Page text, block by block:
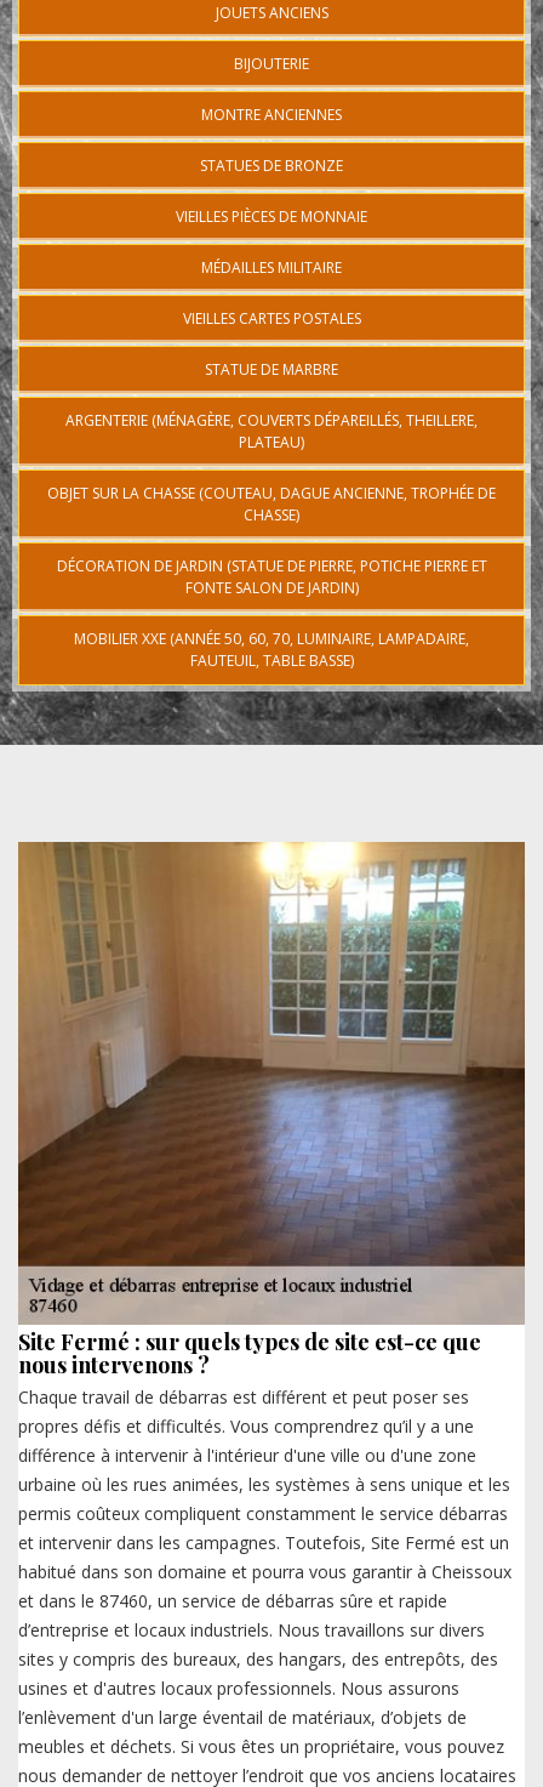
JOUETS ANCIENS
BIJOUTERIE
MONTRE ANCIENNES
STATUES DE BRONZE
VIEILLES PIÈCES DE MONNAIE
MÉDAILLES MILITAIRE
VIEILLES CARTES POSTALES
STATUE DE MARBRE
ARGENTERIE (MÉNAGÈRE, COUVERTS DÉPAREILLÉS, THEILLERE,
PLATEAU)
OBJET SUR LA CHASSE (COUTEAU, DAGUE ANCIENNE, TROPHÉE DE
CHASSE)
DÉCORATION DE JARDIN (STATUE DE PIERRE, POTICHE PIERRE ET
FONTE SALON DE JARDIN)
MOBILIER XXE (ANNÉE 50, 60, 70, LUMINAIRE, LAMPADAIRE,
FAUTEUIL, TABLE BASSE)
Site Fermé : sur quels types de site est-ce que
nous intervenons ?
Chaque travail de débarras est différent et peut poser ses
propres défis et difficultés. Vous comprendrez qu’il y a une
différence à intervenir à l'intérieur d'une ville ou d'une zone
urbaine où les rues animées, les systèmes à sens unique et les
permis coûteux compliquent constamment le service débarras
et intervenir dans les campagnes. Toutefois, Site Fermé est un
habitué dans son domaine et pourra vous garantir à Cheissoux
et dans le 87460, un service de débarras sûre et rapide
d’entreprise et locaux industriels. Nous travaillons sur divers
sites y compris des bureaux, des hangars, des entrepôts, des
usines et d'autres locaux professionnels. Nous assurons
l’enlèvement d'un large éventail de matériaux, d’objets de
meubles et déchets. Si vous êtes un propriétaire, vous pouvez
nous demander de nettoyer l’endroit que vos anciens locataires